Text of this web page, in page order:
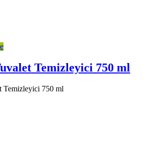
Temizleyici 750 ml
Temizleyici 750 ml